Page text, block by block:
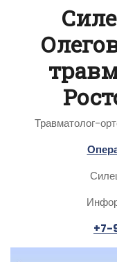
Травматолог-
+7-